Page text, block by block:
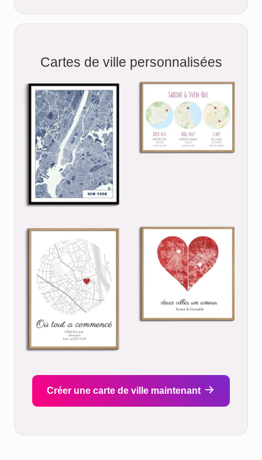
Cartes de ville personnalisées
Créer une carte de ville maintenant